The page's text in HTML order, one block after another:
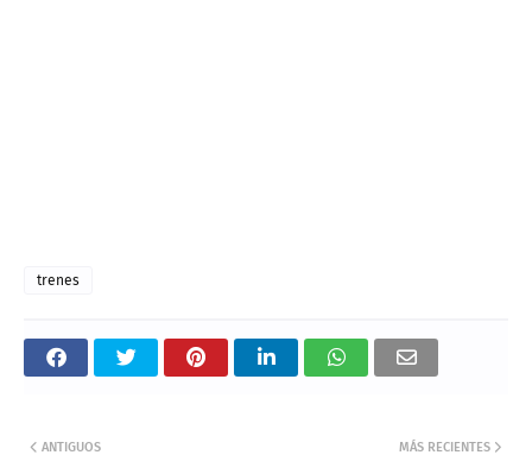
trenes
MÁS RECIENTES
ANTIGUOS